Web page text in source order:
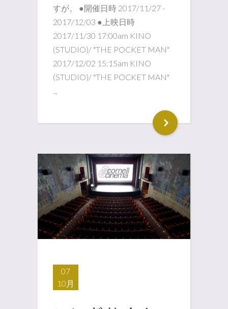
すが。 ●開催日時 2017/11/27 -
2017/12/03 ●上映日時
2017/11/30 17:00am KINO
(STUDIO)/ "THE POCKET MAN"
2017/12/02 15:15am KINO
(STUDIO)/ "THE POCKET MAN"
...
07
10月